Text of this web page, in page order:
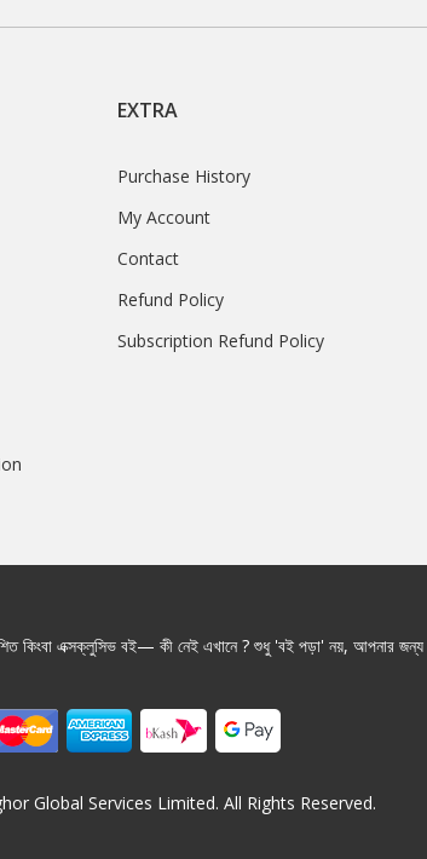
EXTRA
Purchase History
My Account
Contact
Refund Policy
Subscription Refund Policy
কিংবা এক্সক্লুসিভ বই— কী নেই এখানে ? শুধু 'বই পড়া' নয়, আপনার
Global Services Limited. All Rights Reserved.